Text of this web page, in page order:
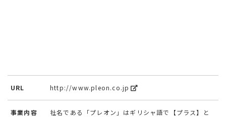
URL http://www.pleon.co.jp
事業内容
社名である「プレオン」はギリシャ語で【プラス】と